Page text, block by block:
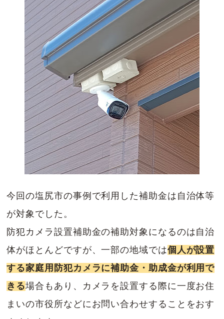
今回の塩尻市の事例で利用した補助金は自治体等
が対象でした。
防犯カメラ設置補助金の補助対象になるのは自治
体がほとんどですが、一部の地域では個人が設置
する家庭用防犯カメラに補助金・助成金が利用で
きる場合もあり、カメラを設置する際に一度お住
まいの市役所などにお問い合わせすることをおす